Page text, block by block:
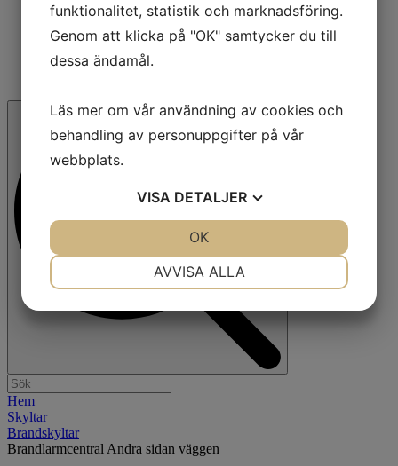
Hem
Skyltar
Brandskyltar
Brandlarmcentral Andra sidan väggen
funktionalitet, statistik och marknadsföring.
Genom att klicka på "OK" samtycker du till
dessa ändamål.
Läs mer om vår användning av cookies och
behandling av personuppgifter på vår
webbplats.
VISA DETALJER
STATISTIK
AVVISA ALLA
OK